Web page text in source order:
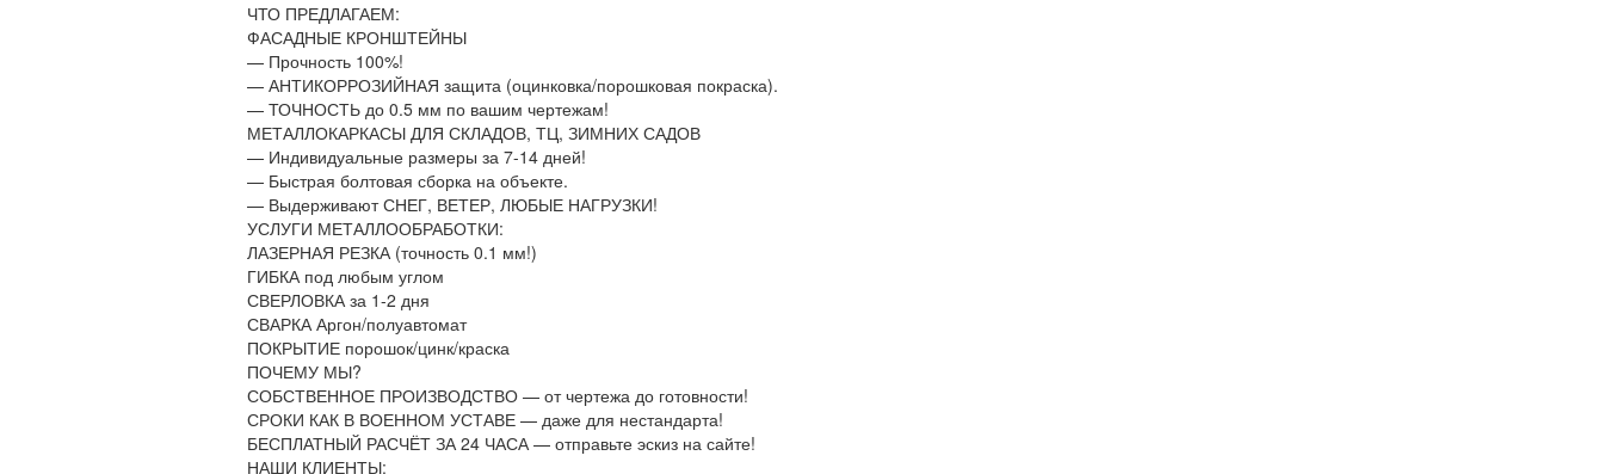
ЧТО ПРЕДЛАГАЕМ:
ФАСАДНЫЕ КРОНШТЕЙНЫ
— Прочность 100%!
— АНТИКОРРОЗИЙНАЯ защита (оцинковка/порошковая покраска).
— ТОЧНОСТЬ до 0.5 мм по вашим чертежам!
МЕТАЛЛОКАРКАСЫ ДЛЯ СКЛАДОВ, ТЦ, ЗИМНИХ САДОВ
— Индивидуальные размеры за 7-14 дней!
— Быстрая болтовая сборка на объекте.
— Выдерживают СНЕГ, ВЕТЕР, ЛЮБЫЕ НАГРУЗКИ!
УСЛУГИ МЕТАЛЛООБРАБОТКИ:
ЛАЗЕРНАЯ РЕЗКА (точность 0.1 мм!)
ГИБКА под любым углом
СВЕРЛОВКА за 1-2 дня
СВАРКА Аргон/полуавтомат
ПОКРЫТИЕ порошок/цинк/краска
ПОЧЕМУ МЫ?
СОБСТВЕННОЕ ПРОИЗВОДСТВО — от чертежа до готовности!
СРОКИ КАК В ВОЕННОМ УСТАВЕ — даже для нестандарта!
БЕСПЛАТНЫЙ РАСЧЁТ ЗА 24 ЧАСА — отправьте эскиз на сайте!
НАШИ КЛИЕНТЫ: